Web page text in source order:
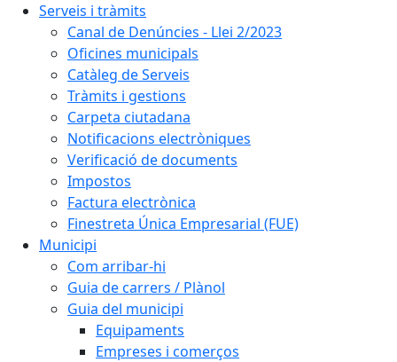
Serveis i tràmits
Canal de Denúncies - Llei 2/2023
Oficines municipals
Catàleg de Serveis
Tràmits i gestions
Carpeta ciutadana
Notificacions electròniques
Verificació de documents
Impostos
Factura electrònica
Finestreta Única Empresarial (FUE)
Municipi
Com arribar-hi
Guia de carrers / Plànol
Guia del municipi
Equipaments
Empreses i comerços